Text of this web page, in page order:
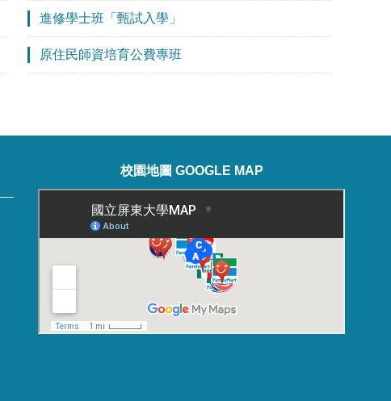
進修學士班「甄試入學」
原住民師資培育公費專班
校園地圖 GOOGLE MAP